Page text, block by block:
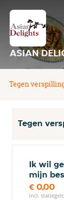
ASIAN
Tegen
Tegen
Ik wil
mijn
€ 0,00
incl.